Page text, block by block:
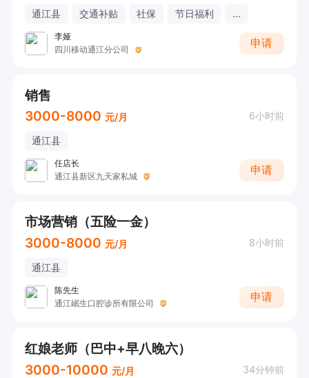
通江县 交通补贴 社保 节日福利 ...
李娅
四川移动通江分公司
申请
销售
3000-8000 元/月 6小时前
通江县
任店长
通江县新区九天家私城
申请
市场营销（五险一金）
3000-8000 元/月 8小时前
通江县
陈先生
通江岷生口腔诊所有限公司
申请
红娘老师（巴中+早八晚六）
3000-10000 元/月 34分钟前